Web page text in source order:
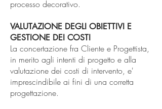
processo decorativo.
​​VALUTAZIONE DEGLI OBIETTIVI E
GESTIONE DEI COSTI
La concertazione fra Cliente e Progettista,
in merito agli intenti di progetto e alla
valutazione dei costi di intervento, e'
imprescindibile ai fini di una corretta
progettazione.